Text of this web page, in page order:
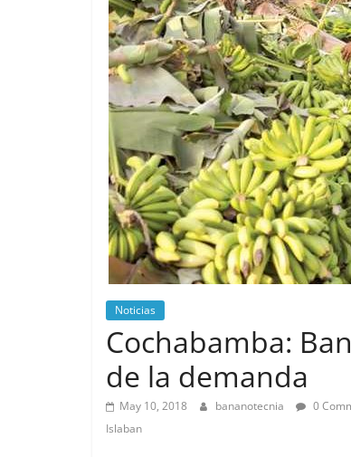
Noticias
Cochabamba:
de la demanda
May 10, 2018 bananotecnia 0
Islaban